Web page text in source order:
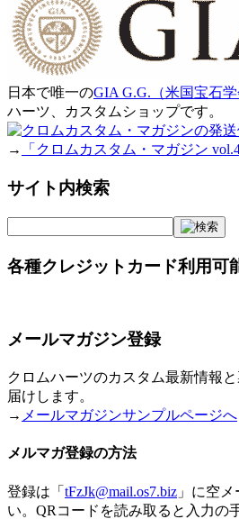
日本で唯一のGIA G.G.（米国宝石学
ハーツ、カスタムショップです。
→ 「クロムカスタム・マガジン
サイト内検索
各種クレジットカード利用可
メールマガジン登録
クロムハーツのカスタム最新情報
届けします。
→ メールマガジンサンプルページへ
メルマガ登録の方法
登録は「 tFzJk@mail.os7.biz 」に空
い。QRコードを読み取ると入力の